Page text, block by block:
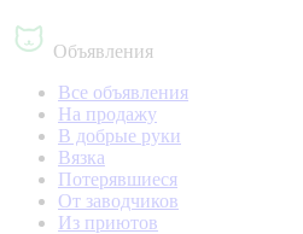
Объявления
Все объявления
На продажу
В добрые руки
Вязка
Потерявшиеся
От заводчиков
Из приютов